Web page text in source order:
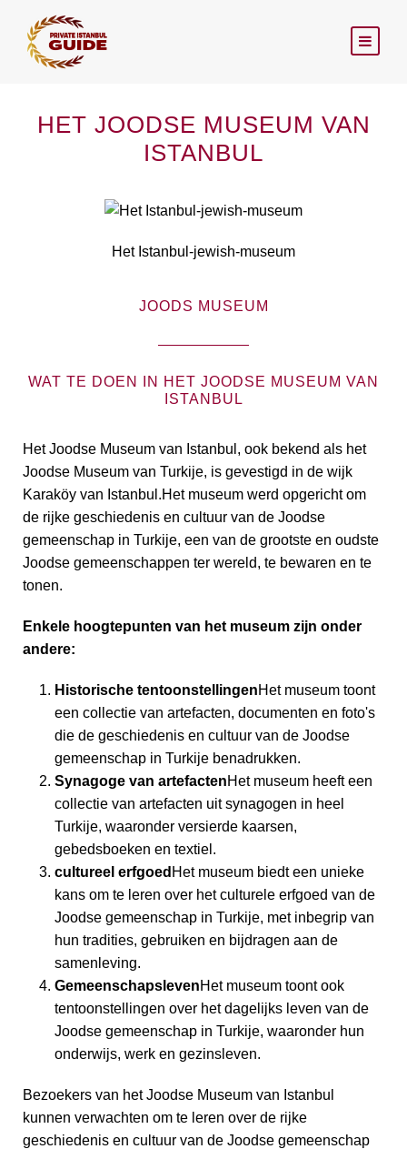
HET JOODSE MUSEUM VAN
ISTANBUL
Het Istanbul-jewish-museum
JOODS MUSEUM
WAT TE DOEN IN HET JOODSE MUSEUM VAN
ISTANBUL
Het Joodse Museum van Istanbul, ook bekend als het
Joodse Museum van Turkije, is gevestigd in de wijk
Karaköy van Istanbul.Het museum werd opgericht om
de rijke geschiedenis en cultuur van de Joodse
gemeenschap in Turkije, een van de grootste en oudste
Joodse gemeenschappen ter wereld, te bewaren en te
tonen.
Enkele hoogtepunten van het museum zijn onder
andere:
Historische tentoonstellingenHet museum toont
een collectie van artefacten, documenten en foto's
die de geschiedenis en cultuur van de Joodse
gemeenschap in Turkije benadrukken.
Synagoge van artefactenHet museum heeft een
collectie van artefacten uit synagogen in heel
Turkije, waaronder versierde kaarsen,
gebedsboeken en textiel.
cultureel erfgoed Het museum biedt een unieke
kans om te leren over het culturele erfgoed van de
Joodse gemeenschap in Turkije, met inbegrip van
hun tradities, gebruiken en bijdragen aan de
samenleving.
GemeenschapslevenHet museum toont ook
tentoonstellingen over het dagelijks leven van de
Joodse gemeenschap in Turkije, waaronder hun
onderwijs, werk en gezinsleven.
Bezoekers van het Joodse Museum van Istanbul
kunnen verwachten om te leren over de rijke
geschiedenis en cultuur van de Joodse gemeenschap